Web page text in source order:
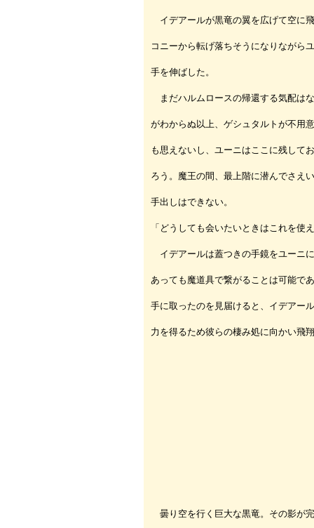
イデアールが黒竜の翼を広げて空に
コニーから転げ落ちそうになりながら
手を伸ばした。
まだハルムロースの帰還する気配は
がわからぬ以上、ゲシュタルトが不用
も思えないし、ユーニはここに残して
ろう。魔王の間、最上階に潜んでさえ
手出しはできない。
「どうしても会いたいときはこれを使
イデアールは蓋つきの手鏡をユーニ
あっても魔道具で繋がることは可能で
手に取ったのを見届けると、イデアー
力を得るため彼らの棲み処に向かい飛
曇り空を行く巨大な黒竜。その影が